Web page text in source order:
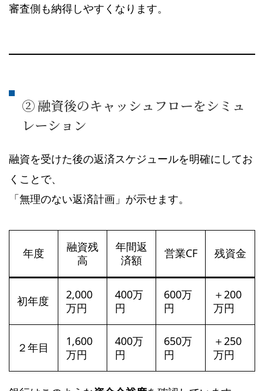
審査側も納得しやすくなります。
② 融資後のキャッシュフローをシミュ
レーション
融資を受けた後の返済スケジュールを明確にしてお
くことで、
「無理のない返済計画」が示せます。
年度
融資残
高
年間返
済額
営業CF 残資金
初年度
2,000
万円
400万
円
600万
円
＋200
万円
２年目
1,600
万円
400万
円
650万
円
＋250
万円